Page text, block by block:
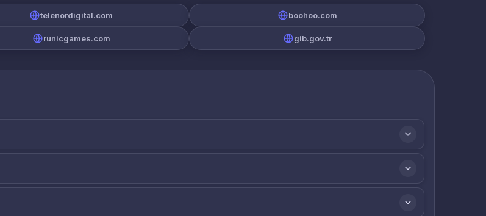
telenordigital.com boohoo.com
runicgames.com gib.gov.tr